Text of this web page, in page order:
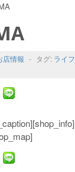
店情報 - タグ: ライフ